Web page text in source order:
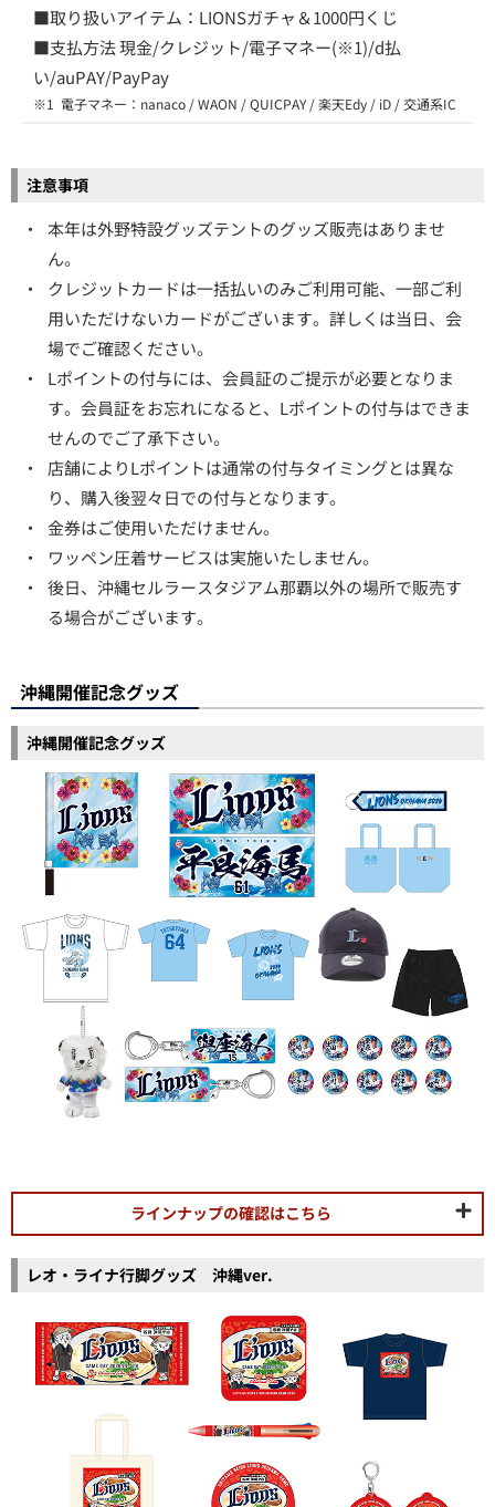
■取り扱いアイテム：LIONSガチャ＆1000円くじ
■支払方法 現金/クレジット/電子マネー(※1)/d払
い/auPAY/PayPay
※1 電子マネー：nanaco / WAON / QUICPAY / 楽天Edy / iD / 交通系IC
注意事項
・
本年は外野特設グッズテントのグッズ販売はありませ
ん。
・
クレジットカードは一括払いのみご利用可能、一部ご利
用いただけないカードがございます。詳しくは当日、会
場でご確認ください。
・
Lポイントの付与には、会員証のご提示が必要となりま
す。会員証をお忘れになると、Lポイントの付与はできま
せんのでご了承下さい。
・
店舗によりLポイントは通常の付与タイミングとは異な
り、購入後翌々日での付与となります。
・
金券はご使用いただけません。
・
ワッペン圧着サービスは実施いたしません。
・
後日、沖縄セルラースタジアム那覇以外の場所で販売す
る場合がございます。
沖縄開催記念グッズ
沖縄開催記念グッズ
ラインナップの確認はこちら
レオ・ライナ行脚グッズ 沖縄ver.